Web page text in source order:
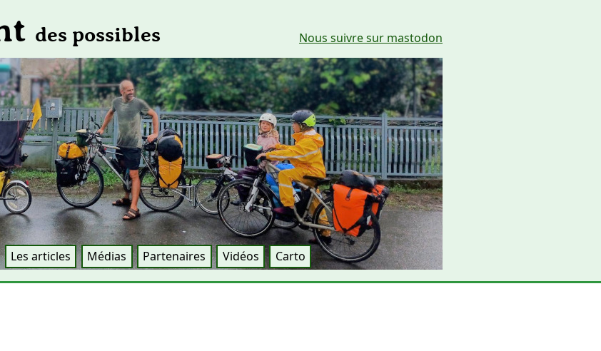
des possibles Nous suivre sur mastodon
Les articles Médias Partenaires Vidéos Carto